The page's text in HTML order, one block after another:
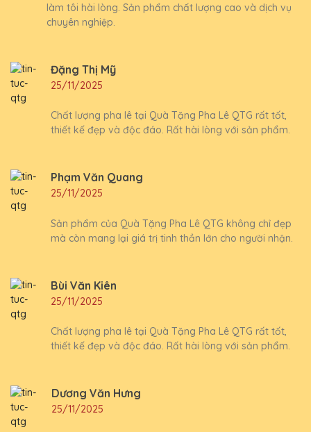
làm tôi hài lòng. Sản phẩm chất lượng cao và dịch vụ
chuyên nghiệp.
Đặng Thị Mỹ
25/11/2025
Chất lượng pha lê tại Quà Tặng Pha Lê QTG rất tốt,
thiết kế đẹp và độc đáo. Rất hài lòng với sản phẩm.
Phạm Văn Quang
25/11/2025
Sản phẩm của Quà Tặng Pha Lê QTG không chỉ đẹp
mà còn mang lại giá trị tinh thần lớn cho người nhận.
Bùi Văn Kiên
25/11/2025
Chất lượng pha lê tại Quà Tặng Pha Lê QTG rất tốt,
thiết kế đẹp và độc đáo. Rất hài lòng với sản phẩm.
Dương Văn Hưng
25/11/2025